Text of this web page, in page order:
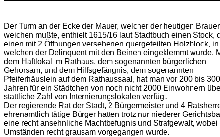
Der Turm an der Ecke der Mauer, welcher der heutigen
weichen mußte, enthielt 1615/16 laut Stadtbuch einen Stock,
einen mit 2 Öffnungen versehenen quergeteilten Holzblock, in
welchen der Delinquent mit den Beinen eingeklemmt wurde.
dem Haftlokal im Rathaus, dem sogenannten bürgerlichen
Gehorsam, und dem Hilfsgefängnis, dem sogenannten
Pfeiferhäuslein auf dem Rathaussaal, hat man vor 200 bis 300
Jahren für ein Städtchen von noch nicht 2000 Einwohnern
stattliche Zahl von Internierungslokalen verfügt.
Der regierende Rat der Stadt, 2 Bürgermeister und 4
ehrenamtlich tätige Bürger hatten trotz nur niederer
eine recht ansehnliche Machtbefugnis und Strafgewalt, wobei
Umständen recht grausam vorgegangen wurde.